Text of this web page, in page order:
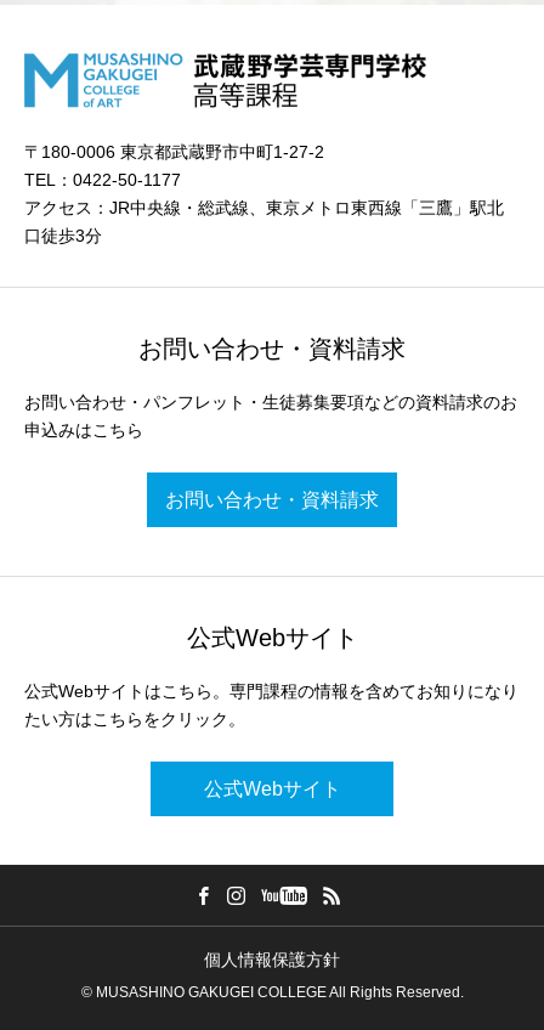
〒180-0006 東京都武蔵野市中町1-27-2
TEL：0422-50-1177
アクセス：JR中央線・総武線、東京メトロ東西線「三鷹」駅北
口徒歩3分
お問い合わせ・資料請求
お問い合わせ・パンフレット・生徒募集要項などの資料請求のお
申込みはこちら
お問い合わせ・資料請求
公式Webサイト
公式Webサイトはこちら。専門課程の情報を含めてお知りになり
たい方はこちらをクリック。
公式Webサイト
個人情報保護方針
© MUSASHINO GAKUGEI COLLEGE All Rights Reserved.